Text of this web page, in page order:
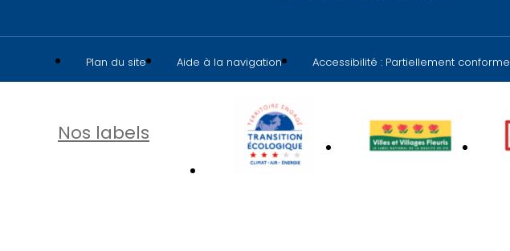
Plan du site Aide à la navigation Accessibilité : Partiellement conforme
Nos labels